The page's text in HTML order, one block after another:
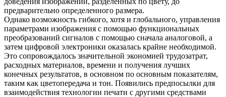
предварительно определенного размера.
Однако возможность гибкого, хотя и глобального, управления
параметрами изображения с помощью функциональных
преобразований сигналов с помощью сначала аналоговой, а
затем цифровой электроники оказалась крайне необходимой.
Это сопровождалось значительной экономией трудозатрат,
расходных материалов, времени и получения лучших
конечных результатов, в основном по основным показателям,
таким как цветопередача и тон. Появились предпосылки для
взаимодействия технологии печати с другими средствами